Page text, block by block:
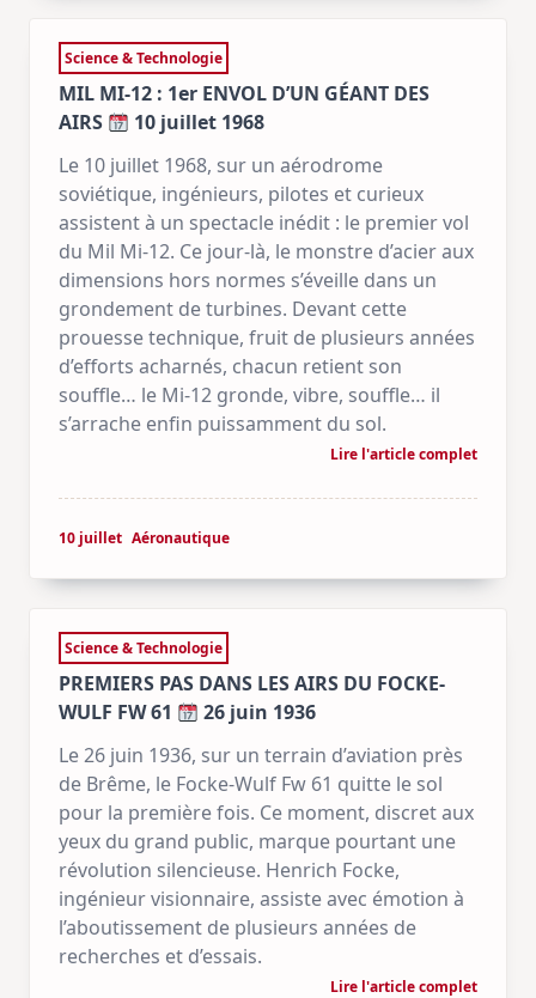
Science & Technologie
MIL MI-12 : 1er ENVOL D’UN GÉANT DES
AIRS
10 juillet 1968
Le 10 juillet 1968, sur un aérodrome
soviétique, ingénieurs, pilotes et curieux
assistent à un spectacle inédit : le premier vol
du Mil Mi-12. Ce jour-là, le monstre d’acier aux
dimensions hors normes s’éveille dans un
grondement de turbines. Devant cette
prouesse technique, fruit de plusieurs années
d’efforts acharnés, chacun retient son
souffle… le Mi-12 gronde, vibre, souffle… il
s’arrache enfin puissamment du sol.
Lire l'article complet
10 juillet Aéronautique
Science & Technologie
PREMIERS PAS DANS LES AIRS DU FOCKE-
WULF FW 61
26 juin 1936
Le 26 juin 1936, sur un terrain d’aviation près
de Brême, le Focke-Wulf Fw 61 quitte le sol
pour la première fois. Ce moment, discret aux
yeux du grand public, marque pourtant une
révolution silencieuse. Henrich Focke,
ingénieur visionnaire, assiste avec émotion à
l’aboutissement de plusieurs années de
recherches et d’essais.
Lire l'article complet